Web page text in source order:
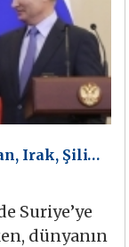
Irak, Şili…
Suriye’ye
dünyanın